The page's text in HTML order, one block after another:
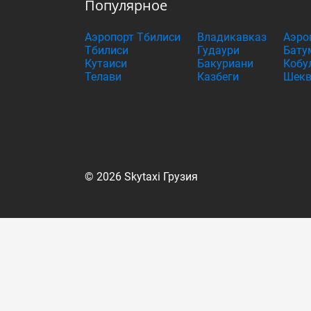
Популярное
Аэропорт Тбилиси
Тбилиси
Кутаиси
Телави
Владикавказ
Гудаури
Бакуриани
Казбеги
© 2026 Skytaxi Грузия